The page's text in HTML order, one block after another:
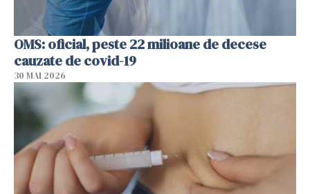
OMS: oficial, peste 22 milioane de decese
cauzate de covid-19
30 MAI 2026